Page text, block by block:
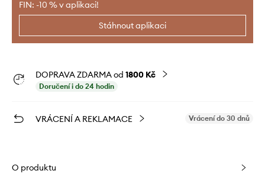
FIN: -10 % v aplikaci!
Stáhnout aplikaci
DOPRAVA ZDARMA od 1800 Kč
Doručení i do 24 hodin
VRÁCENÍ A REKLAMACE Vrácení do 30 dnů
O produktu